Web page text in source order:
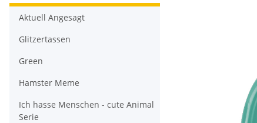
Aktuell Angesagt
Glitzertassen
Green
Hamster Meme
Ich hasse Menschen - cute Animal
Serie